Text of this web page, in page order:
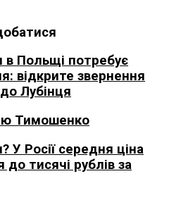
в Польщі потребує
відкрите звернення
Лубінця
Тимошенко
У Росії середня ціна
тисячі рублів за